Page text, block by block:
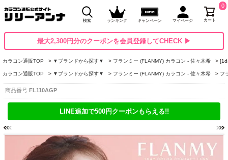
検索 ランキング キャンペーン マイページ カート
0
最大2,300円分のクーポンを会員登録してCHECK ▶
カラコン通販TOP ▼ブランドから探す▼ フランミー (FLANMY) カラコン - 佐々木希
カラコン通販TOP ▼ブランドから探す▼ フランミー (FLANMY) カラコン - 佐々木希 フ
商品番号 FL110AGP
LINE追加で500円クーポンもらえる!!